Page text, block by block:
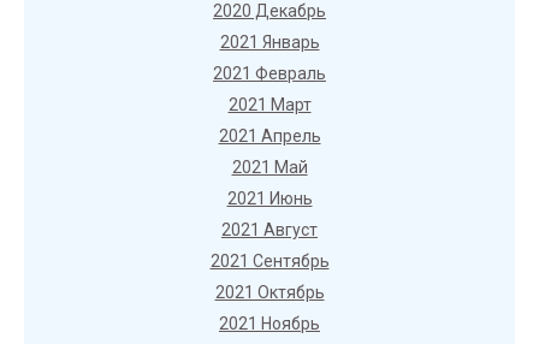
2020 Декабрь
2021 Январь
2021 Февраль
2021 Март
2021 Апрель
2021 Май
2021 Июнь
2021 Август
2021 Сентябрь
2021 Октябрь
2021 Ноябрь